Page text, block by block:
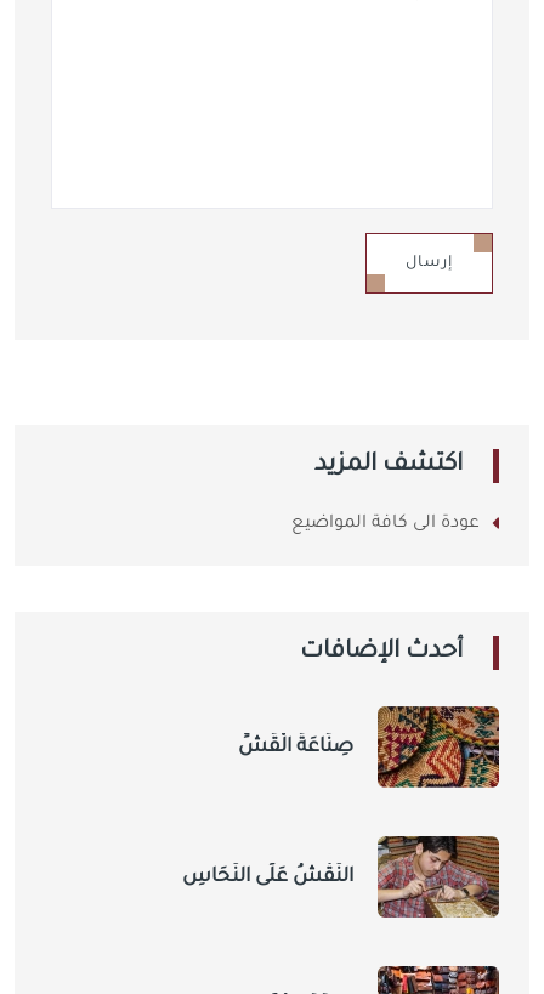
إرسال
اكتشف المزيد
عودة الى كافة المواضيع
أحدث الإضافات
صِنَاعَةُ الْقَشِّ
النَّقْشُ عَلَى النُّحَاسِ